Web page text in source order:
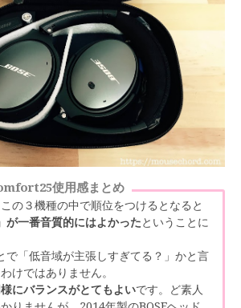
使用感まとめ
の３機種の中で順位をつけるとなると
が一番音質的にはよかったということに
で「低音域が主張しすぎてる？」かと言
けではありません。
にバランスがとてもよいです。ど素人